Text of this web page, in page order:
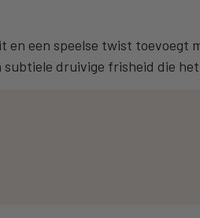
een speelse twist toevoegt
druivige frisheid die